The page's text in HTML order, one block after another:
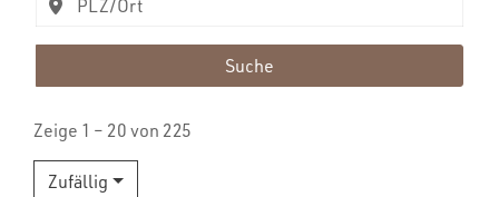
Suche
Zeige 1 – 20 von 225
Zufällig